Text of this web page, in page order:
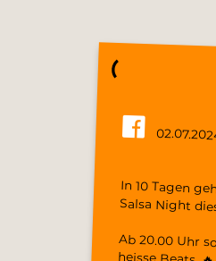
In 10 Tagen
Salsa Night
Ab 20.00 Uhr